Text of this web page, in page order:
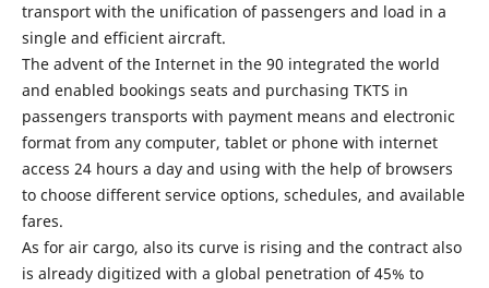
transport with the unification of passengers and load in a
single and efficient aircraft.
The advent of the Internet in the 90 integrated the world
and enabled bookings seats and purchasing TKTS in
passengers transports with payment means and electronic
format from any computer, tablet or phone with internet
access 24 hours a day and using with the help of browsers
to choose different service options, schedules, and available
fares.
As for air cargo, also its curve is rising and the contract also
is already digitized with a global penetration of 45% to